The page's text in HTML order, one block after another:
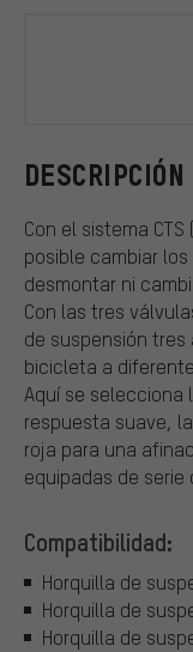
Con el sistema
posible cambiar
desmontar ni
Con las tres
de suspensión
bicicleta a
Aquí se selecciona
respuesta suave,
roja para una
equipadas de
Compatibilidad:
Horquilla de
Horquilla de
Horquilla de